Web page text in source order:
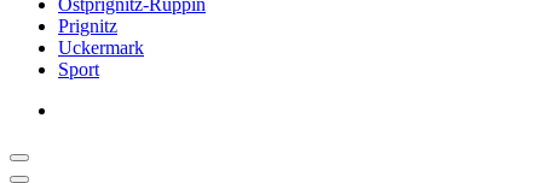
Prignitz
Uckermark
Sport